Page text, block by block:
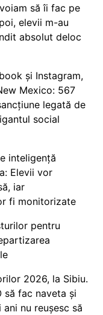
să îi fac pe
elevii m-au
absolut deloc
și Instagram,
Mexico: 567
legată de
social
inteligență
Elevii vor
iar
fi monitorizate
pentru
2026, la Sibiu.
să fac naveta și
nu reușesc să